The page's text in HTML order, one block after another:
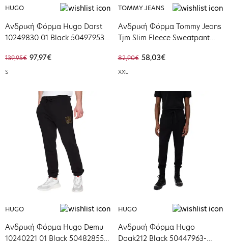
HUGO
Ανδρική Φόρμα Hugo Darst
10249830 01 Black 50497953-
139,95€ 97,97€
S
TOMMY JEANS
Ανδρική Φόρμα Tommy Jeans
Tjm Slim Fleece Sweatpant
82,90€ 58,03€
XXL
HUGO
Ανδρική Φόρμα Hugo Demu
10240221 01 Black 50482855-
HUGO
Ανδρική Φόρμα Hugo
Doak212 Black 50447963-